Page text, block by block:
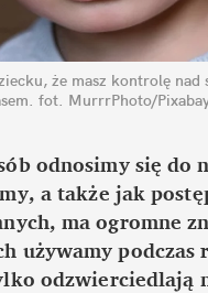
że masz kontrolę nad
fot. MurrrPhoto/
odnosimy się do
a także jak
ma ogromne
używamy podczas
odzwierciedlają